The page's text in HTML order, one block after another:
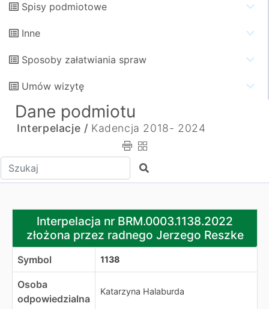
Spisy podmiotowe
Inne
Sposoby załatwiania spraw
Umów wizytę
Dane podmiotu
Interpelacje / Kadencja 2018- 2024
Wpisz tekst do wyszukania Szukaj
Interpelacja nr BRM.0003.1138.2022 złożona przez
Interpelacja nr BRM.0003.1138.2022
złożona przez radnego Jerzego Reszke
Symbol 1138
Osoba
odpowiedzialna
Katarzyna Halaburda